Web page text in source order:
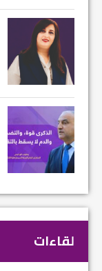
لقاءات